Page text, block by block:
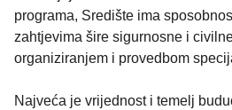
programa, Središte ima
zahtjevima šire sigurnosne i
organiziranjem i provedbom
Najveća je vrijednost i temelj